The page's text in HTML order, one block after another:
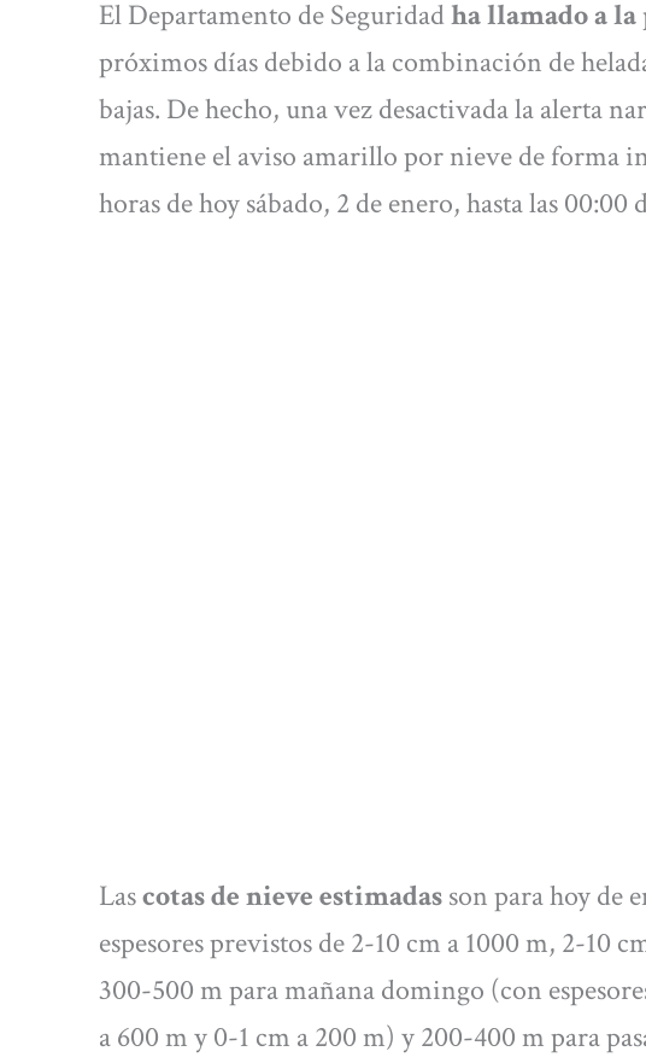
El Departamento de Seguridadha llamado a
próximos días debido a la combinación de
bajas. De hecho, una vez desactivada la alerta
mantiene el aviso amarillo por nieve de forma
horas de hoy sábado, 2 de enero, hasta las
Lascotas de nieve estimadasson para hoy de
espesores previstos de 2-10 cm a 1000 m, 2-10
300-500 m para mañana domingo (con
a 600 m y 0-1 cm a 200 m) y 200-400 m para